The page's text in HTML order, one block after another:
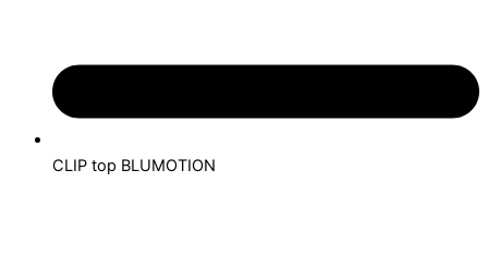
CLIP top BLUMOTION